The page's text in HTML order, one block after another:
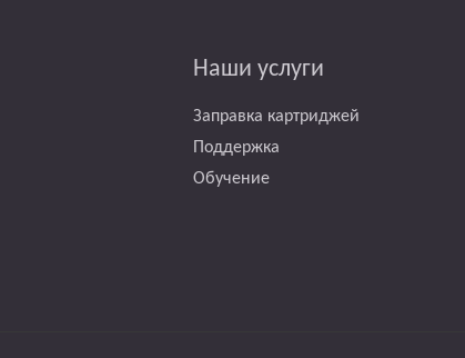
Наши услуги
Заправка картриджей
Поддержка
Обучение